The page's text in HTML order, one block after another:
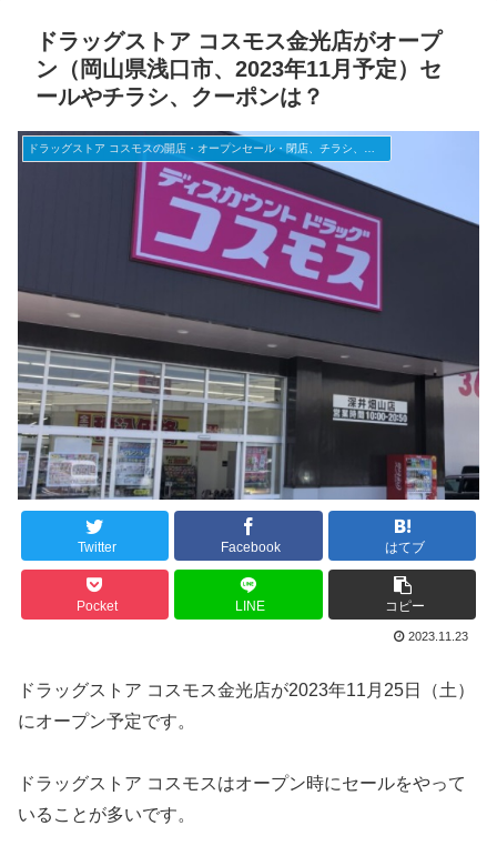
ドラッグストア コスモス金光店がオープ
ン（岡山県浅口市、2023年11月予定）セ
ールやチラシ、クーポンは？
Twitter Facebook はてブ
Pocket LINE コピー
2023.11.23
ドラッグストア コスモス金光店が2023年11月25日（土）
にオープン予定です。
ドラッグストア コスモスはオープン時にセールをやって
いることが多いです。